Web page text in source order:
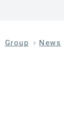
Group News